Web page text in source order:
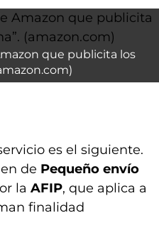
que publicita los
es el siguiente.
de Pequeño envío
la AFIP, que aplica a
finalidad